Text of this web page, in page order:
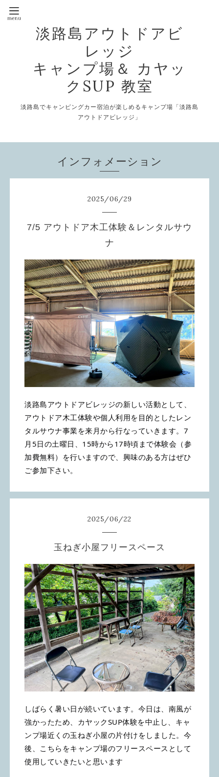
淡路島アウトドアビ
レッジ
キャンプ場＆ カヤッ
クSUP 教室
淡路島でキャンピングカー宿泊が楽しめるキャンプ場「淡路島
アウトドアビレッジ」
インフォメーション
2025/06/29
7/5 アウトドア木工体験＆レンタルサウ
ナ
淡路島アウトドアビレッジの新しい活動として、
アウトドア木工体験や個人利用を目的としたレン
タルサウナ事業を来月から行なっていきます。7
月5日の土曜日、15時から17時頃まで体験会（参
加費無料）を行いますので、興味のある方はぜひ
ご参加下さい。
2025/06/22
玉ねぎ小屋フリースペース
しばらく暑い日が続いています。今日は、南風が
強かったため、カヤックSUP体験を中止し、キャ
ンプ場近くの玉ねぎ小屋の片付けをしました。今
後、こちらをキャンプ場のフリースペースとして
使用していきたいと思います